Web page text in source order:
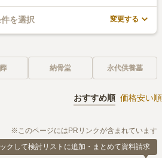
を選択 変更する
納骨堂 永代供養墓
おすすめ順 価格安い順
※このページにはPRリンクが含まれています
クして検討リストに追加・まとめて資料請求